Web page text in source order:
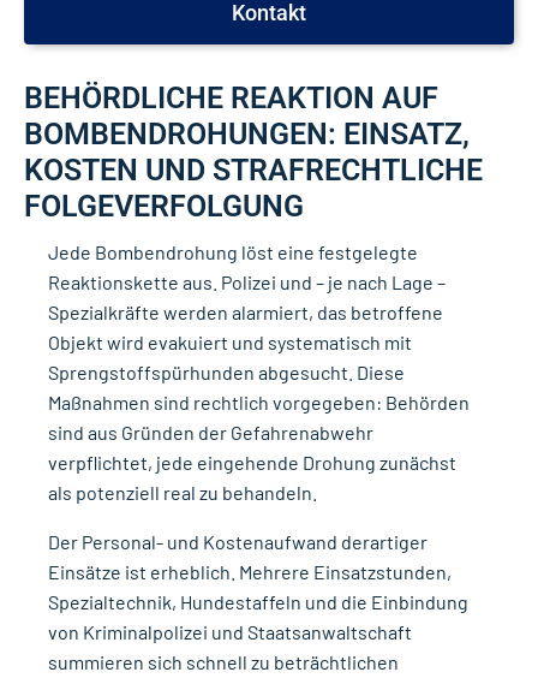
Kontakt
BEHÖRDLICHE REAKTION AUF
BOMBENDROHUNGEN: EINSATZ,
KOSTEN UND STRAFRECHTLICHE
FOLGEVERFOLGUNG
Jede Bombendrohung löst eine festgelegte
Reaktionskette aus. Polizei und – je nach Lage –
Spezialkräfte werden alarmiert, das betroffene
Objekt wird evakuiert und systematisch mit
Sprengstoffspürhunden abgesucht. Diese
Maßnahmen sind rechtlich vorgegeben: Behörden
sind aus Gründen der Gefahrenabwehr
verpflichtet, jede eingehende Drohung zunächst
als potenziell real zu behandeln.
Der Personal- und Kostenaufwand derartiger
Einsätze ist erheblich. Mehrere Einsatzstunden,
Spezialtechnik, Hundestaffeln und die Einbindung
von Kriminalpolizei und Staatsanwaltschaft
summieren sich schnell zu beträchtlichen